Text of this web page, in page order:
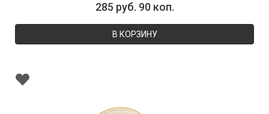
285 руб. 90 коп.
В КОРЗИНУ